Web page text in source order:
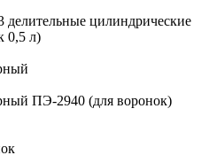
цилиндрические
0,5 л)
ПЭ-2940 (для воронок)